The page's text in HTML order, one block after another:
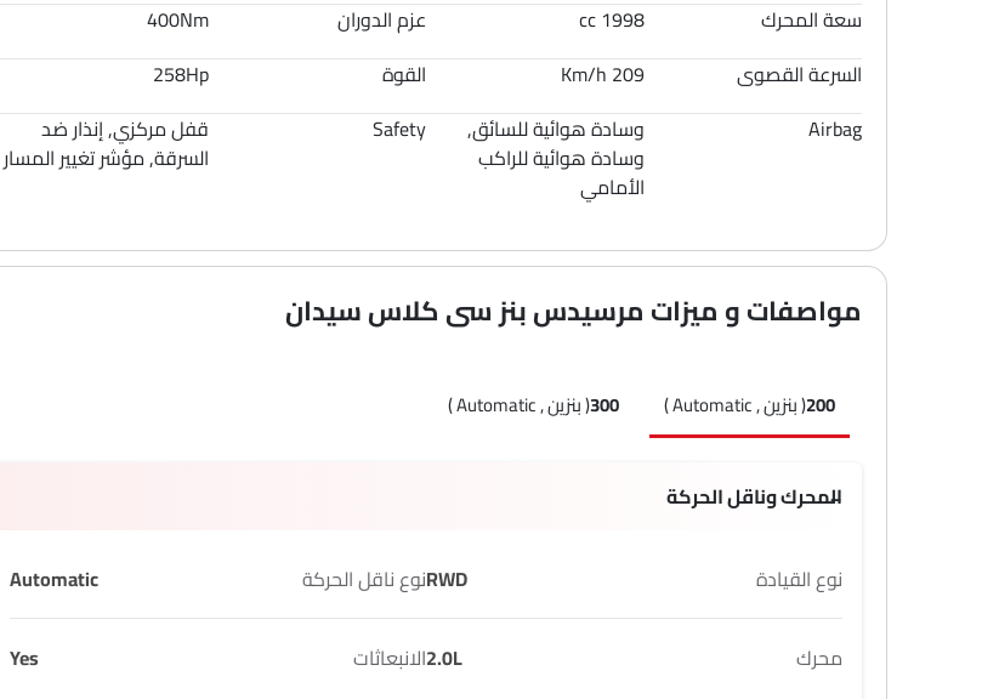
سعة المحرك
1998 cc عزم الدوران
400Nm
السرعة القصوى
209 Km/h القوة
258Hp
Airbag
وسادة هوائية للسائق,
وسادة هوائية للراكب
الأمامي
Safety
قفل مركزي, إنذار ضد
السرقة, مؤشر تغيير المسار
مواصفات و ميزات مرسيدس بنز سى كلاس سيدان
200( بنزين , Automatic ) 300( بنزين , Automatic )
المحرك وناقل الحركة
نوع القيادة RWDنوع ناقل الحركة Automatic
محرك 2.0Lالانبعاثات Yes